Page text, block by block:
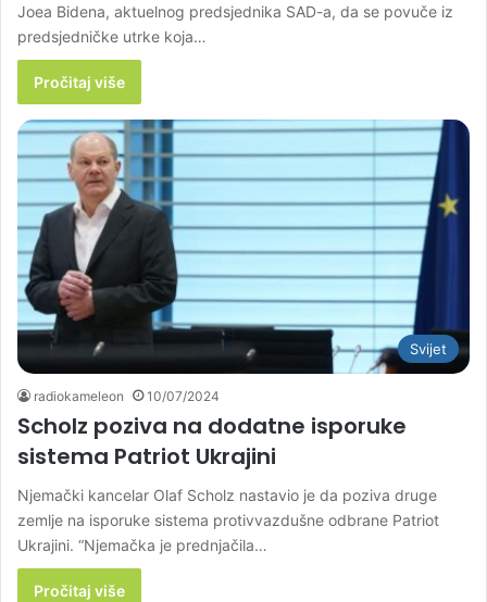
Joea Bidena, aktuelnog predsjednika SAD-a, da se povuče iz
predsjedničke utrke koja…
Pročitaj više
Svijet
radiokameleon 10/07/2024
Scholz poziva na dodatne isporuke
sistema Patriot Ukrajini
Njemački kancelar Olaf Scholz nastavio je da poziva druge
zemlje na isporuke sistema protivvazdušne odbrane Patriot
Ukrajini. “Njemačka je prednjačila…
Pročitaj više